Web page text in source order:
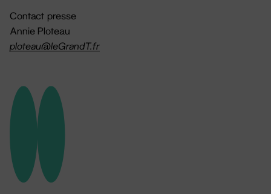
Contact presse
Annie Ploteau
ploteau@leGrandT.fr